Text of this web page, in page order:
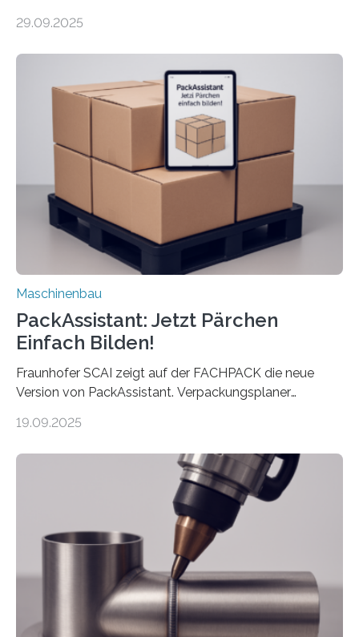
Mensch-Maschine-Schnittstelle so sehr vereinfacht,
Die zugrunde liegende Methodik lässt sich auf alle
anderen Maschinen übertragen. Eine Falzmaschine
umzurüsten ist ein Job für echte Profis. Eine solche
Maschine faltet in Druckereien Broschüren, Prospekte,
Landkarten und vieles mehr – mehrere Zehntausend
Exemplare pro Stunde. Je nach Maschinentyp und
Auftrag kann das Umrüsten…
29.09.2025
Maschinenbau
PackAssistant: Jetzt Pärchen
Einfach Bilden!
Fraunhofer SCAI zeigt auf der FACHPACK die neue
Version von PackAssistant. Verpackungsplaner
Automobil, Maschinenbau und in der Zulieferindustrie.
Teile als eine Einheit verpacken. Die Anordnung kann
der Benutzer vorgeben und erhält so mehr Kontrolle
über die Positionierung der Bauteile. Die ebenfalls neue
Automatisierungsschnittstelle dient dazu, die Software
besser in spezifische Unternehmensprozesse
einzubinden. Sankt Augustin – Zur Messe FACHPACK
vom 23. bis 25. September in Nürnberg…
19.09.2025